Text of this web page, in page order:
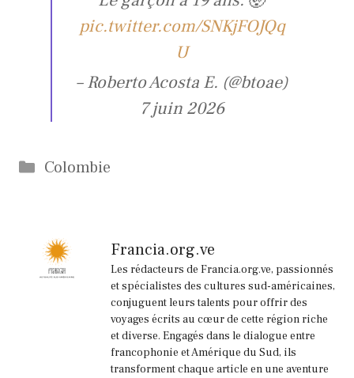
pic.twitter.com/SNKjFOJQq
U
– Roberto Acosta E. (@btoae)
7 juin 2026
Catégories
Colombie
Francia.org.ve
Les rédacteurs de Francia.org.ve, passionnés
et spécialistes des cultures sud-américaines,
conjuguent leurs talents pour offrir des
voyages écrits au cœur de cette région riche
et diverse. Engagés dans le dialogue entre
francophonie et Amérique du Sud, ils
transforment chaque article en une aventure